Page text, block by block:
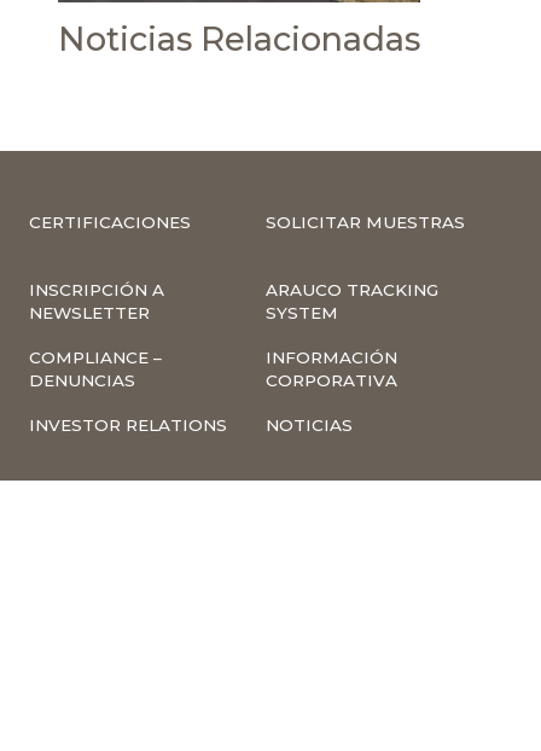
Noticias Relacionadas
CERTIFICACIONES SOLICITAR MUESTRAS
INSCRIPCIÓN A
NEWSLETTER
ARAUCO TRACKING
SYSTEM
COMPLIANCE –
DENUNCIAS
INFORMACIÓN
CORPORATIVA
INVESTOR RELATIONS NOTICIAS